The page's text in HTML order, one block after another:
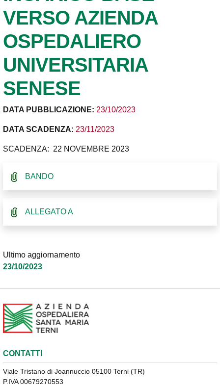
VERSO AZIENDA
OSPEDALIERO
UNIVERSITARIA
SENESE
DATA PUBBLICAZIONE: 23/10/2023
DATA SCADENZA: 23/11/2023
SCADENZA: 22 NOVEMBRE 2023
BANDO
ALLEGATO A
Ultimo aggiornamento
23/10/2023
CONTATTI
Viale Tristano di Joannuccio 05100 Terni (TR)
P.IVA 00679270553